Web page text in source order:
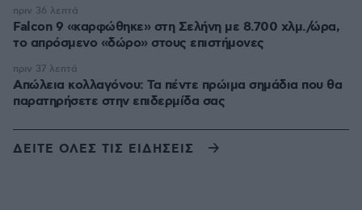
Falcon 9 «καρφώθηκε» στη Σελήνη με 8.700 χλμ./ώρα,
το απρόσμενο «δώρο» στους επιστήμονες
πριν 36 λεπτά
Απώλεια κολλαγόνου: Τα πέντε πρώιμα σημάδια που θα
παρατηρήσετε στην επιδερμίδα σας
πριν 37 λεπτά
ΔΕΙΤΕ ΟΛΕΣ ΤΙΣ ΕΙΔΗΣΕΙΣ